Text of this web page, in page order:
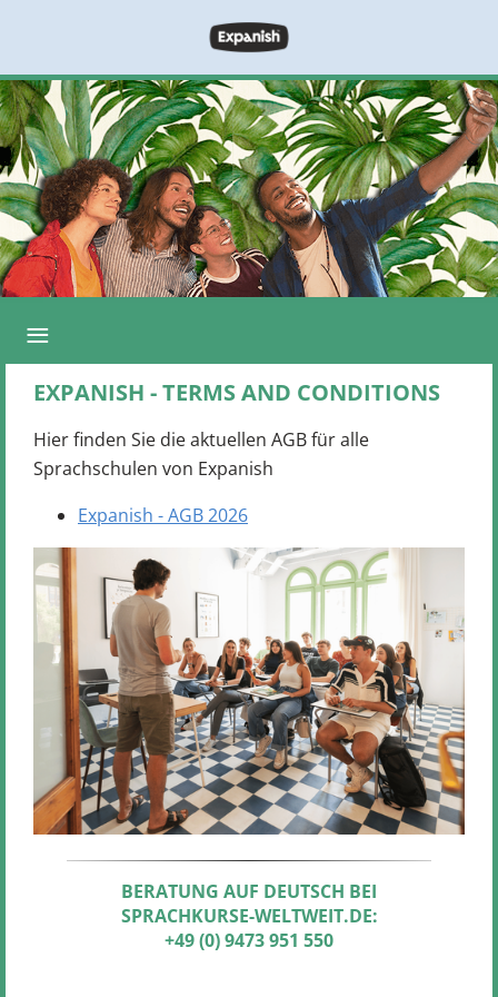
≡
EXPANISH - TERMS AND CONDITIONS
Hier finden Sie die aktuellen AGB für alle
Sprachschulen von Expanish
Expanish - AGB 2026
BERATUNG AUF DEUTSCH BEI
SPRACHKURSE-WELTWEIT.DE:
+49 (0) 9473 951 550